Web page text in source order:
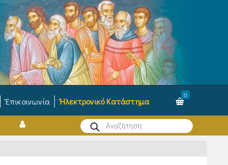
Ἐπικοινωνία Ἠλεκτρονικό Κατάστημα
0
Products
search